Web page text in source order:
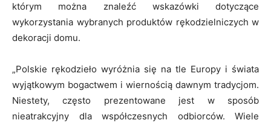
którym można znaleźć wskazówki dotyczące
wykorzystania wybranych produktów rękodzielniczych w
dekoracji domu.
„Polskie rękodzieło wyróżnia się na tle Europy i świata
wyjątkowym bogactwem i wiernością dawnym tradycjom.
Niestety, często prezentowane jest w sposób
nieatrakcyjny dla współczesnych odbiorców. Wiele